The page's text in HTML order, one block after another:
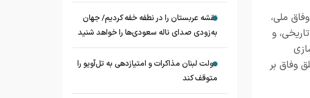
ملی،
و
وفاق بر
نقشه عربستان را در نطفه خفه کردیم/ جهان
به‌زودی صدای ناله سعودی‌ها را خواهد شنید
دولت لبنان مذاکرات و امتیازدهی به تل‌آویو را
متوقف کند